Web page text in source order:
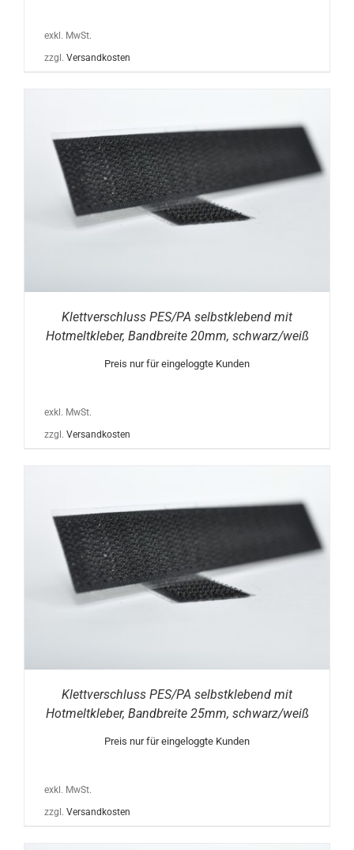
exkl. MwSt.
zzgl. Versandkosten
Klettverschluss PES/PA selbstklebend mit
Hotmeltkleber, Bandbreite 20mm, schwarz/weiß
Preis nur für eingeloggte Kunden
exkl. MwSt.
zzgl. Versandkosten
Klettverschluss PES/PA selbstklebend mit
Hotmeltkleber, Bandbreite 25mm, schwarz/weiß
Preis nur für eingeloggte Kunden
exkl. MwSt.
zzgl. Versandkosten